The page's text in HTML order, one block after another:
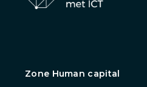
Zone Human capital